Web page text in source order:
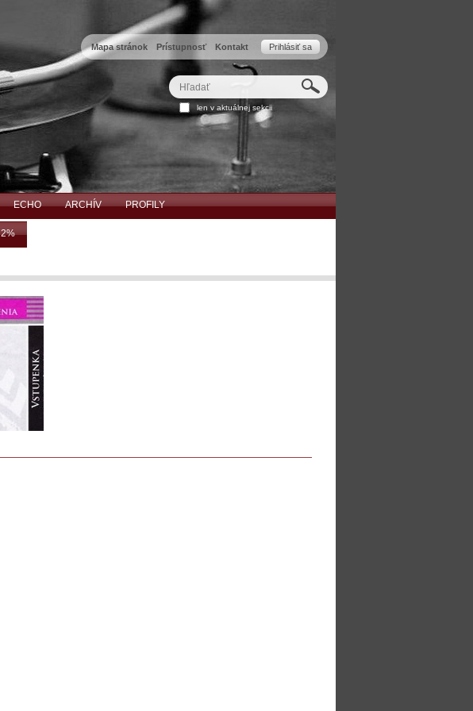
Prihlásiť sa
Mapa stránok Prístupnosť Kontakt
Hľadať
len v aktuálnej sekcii
Rozšírené
vyhľadávanie...
ECHO ARCHÍV PROFILY
2%